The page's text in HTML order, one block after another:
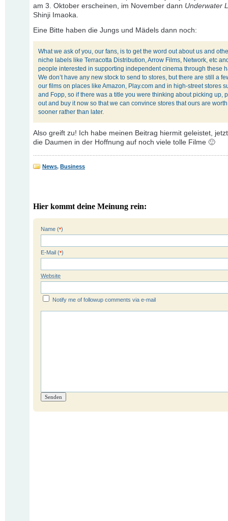
am 3. Oktober erscheinen, im November dann Underwater
Shinji Imaoka.
Eine Bitte haben die Jungs und Mädels dann noch:
What we ask of you, our fans, is to get the word out about us and
niche labels like Terracotta Distribution, Arrow Films, Network, etc
people interested in supporting independent cinema through these
We don’t have any new stock to send to stores, but there are still a
our films on places like Amazon, Play.com and in high-street stores
and Fopp, so if there was a title you were thinking about picking up,
out and buy it now so that we can convince stores that ours are
sooner rather than later.
Also greift zu! Ich habe meinen Beitrag hiermit geleistet,
die Daumen in der Hoffnung auf noch viele tolle Filme 🙂
News, Business
Hier kommt deine Meinung rein:
Name (*)
E-Mail (*)
Website
Notify me of followup comments via e-mail